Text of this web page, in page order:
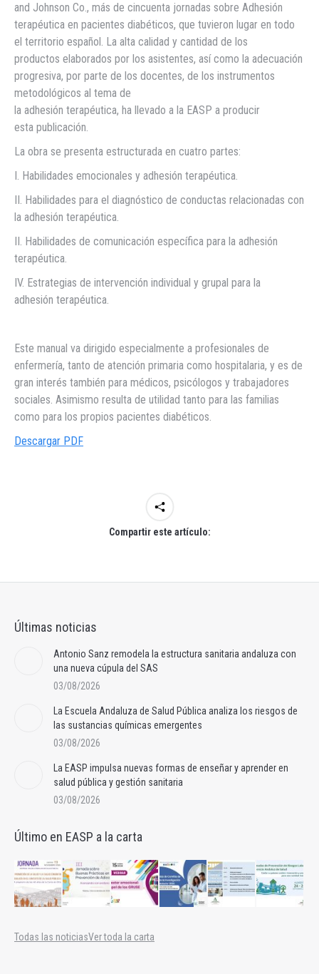
and Johnson Co., más de cincuenta jornadas sobre Adhesión
terapéutica en pacientes diabéticos, que tuvieron lugar en todo
el territorio español. La alta calidad y cantidad de los
productos elaborados por los asistentes, así como la adecuación
progresiva, por parte de los docentes, de los instrumentos
metodológicos al tema de
la adhesión terapéutica, ha llevado a la EASP a producir
esta publicación.
La obra se presenta estructurada en cuatro partes:
I. Habilidades emocionales y adhesión terapéutica.
II. Habilidades para el diagnóstico de conductas relacionadas con
la adhesión terapéutica.
II. Habilidades de comunicación específica para la adhesión
terapéutica.
IV. Estrategias de intervención individual y grupal para la
adhesión terapéutica.
Este manual va dirigido especialmente a profesionales de
enfermería, tanto de atención primaria como hospitalaria, y es de
gran interés también para médicos, psicólogos y trabajadores
sociales. Asimismo resulta de utilidad tanto para las familias
como para los propios pacientes diabéticos.
Descargar PDF
Compartir este artículo:
Últimas noticias
Antonio Sanz remodela la estructura sanitaria andaluza con
una nueva cúpula del SAS
03/08/2026
La Escuela Andaluza de Salud Pública analiza los riesgos de
las sustancias químicas emergentes
03/08/2026
La EASP impulsa nuevas formas de enseñar y aprender en
salud pública y gestión sanitaria
03/08/2026
Último en EASP a la carta
Todas las noticiasVer toda la carta